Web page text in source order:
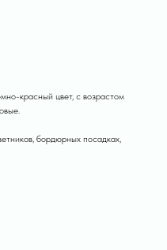
красный цвет, с возрастом
бордюрных посадках,